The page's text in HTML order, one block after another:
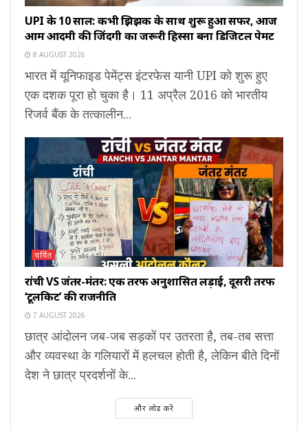
UPI के 10 साल: कभी झिझक के साथ शुरू हुआ सफर, आज
आम आदमी की जिंदगी का जरूरी हिस्सा बना डिजिटल पेमेंट
8 AUGUST 2026
भारत में यूनिफाइड पेमेंट्स इंटरफेस यानी UPI को शुरू हुए
एक दशक पूरा हो चुका है। 11 अप्रैल 2016 को भारतीय
रिजर्व बैंक के तत्कालीन...
चर्चित
रांची VS जंतर-मंतर: एक तरफ अनुशासित लड़ाई, दूसरी तरफ
‘टूलकिट’ की राजनीति
7 AUGUST 2026
छात्र आंदोलन जब-जब सड़कों पर उतरता है, तब-तब सत्ता
और व्यवस्था के गलियारों में हलचल होती है, लेकिन बीते दिनों
देश ने छात्र प्रदर्शनों के...
और लोड करें